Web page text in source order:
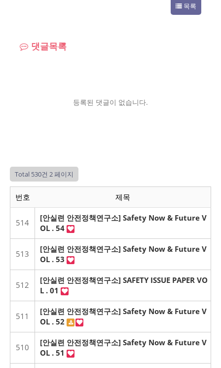
목록
댓글목록
등록된 댓글이 없습니다.
Total 530건 2 페이지
번호 제목
514
[안실련 안전정책연구소] Safety Now & Future V
OL . 54
513
[안실련 안전정책연구소] Safety Now & Future V
OL . 53
512
[안실련 안전정책연구소] SAFETY ISSUE PAPER VO
L . 01
511
[안실련 안전정책연구소] Safety Now & Future V
OL . 52
510
[안실련 안전정책연구소] Safety Now & Future V
OL . 51